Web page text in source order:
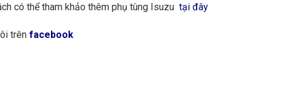
có thể tham khảo thêm phụ tùng Isuzu tại đây
trên facebook